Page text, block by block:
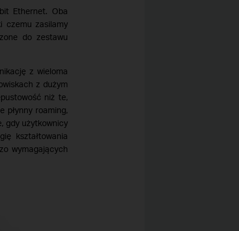
Ethernet. Oba
czemu zasilamy
do zestawu
z wieloma
z dużym
niż te,
płynny roaming,
gdy użytkownicy
kształtowania
wymagających